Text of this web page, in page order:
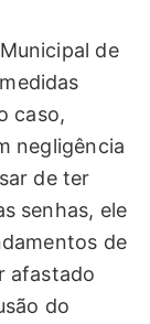
de
caso,
negligência
de ter
senhas, ele
de
afastado
do